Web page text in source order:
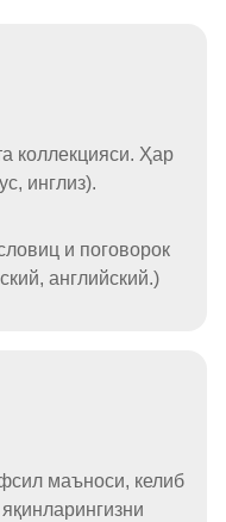
коллекцияси. Ҳар
инглиз).
и поговорок
английский.)
маъноси, келиб